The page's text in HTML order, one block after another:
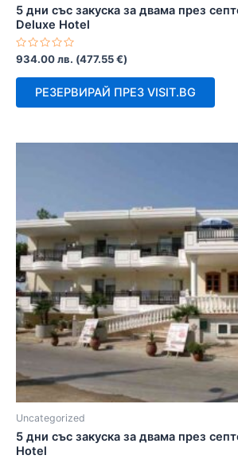
5 дни със закуска за двама през
Deluxe Hotel
Оценено
с
0
934.00лв. (477.55€)
РЕЗЕРВИРАЙ ПРЕЗ VISIT.BG
Uncategorized
5 дни със закуска за двама през
Hotel